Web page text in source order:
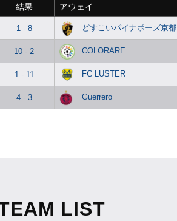
結果 アウェイ
1 - 8 どすこいパイナポーズ京都
10 - 2 COLORARE
1 - 11 FC LUSTER
4 - 3 Guerrero
LIST